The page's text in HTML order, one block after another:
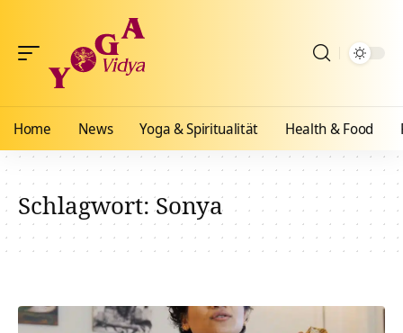
Home News Yoga & Spiritualität Health & Food
Schlagwort:Sonya